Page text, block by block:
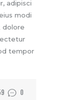
adipisci
modi
dolore
tempor
0